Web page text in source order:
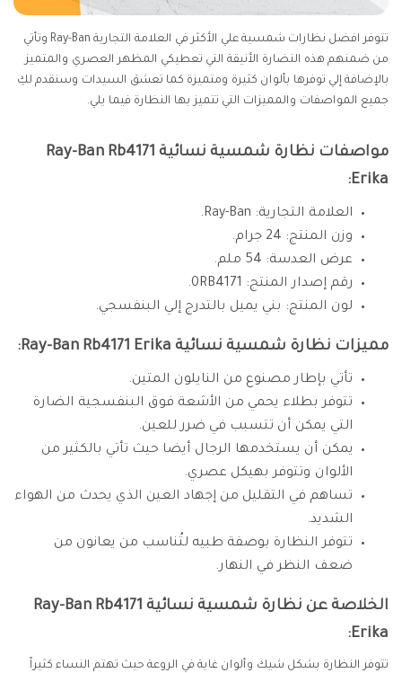
تتوفر افضل نظارات شمسية علي الأكثر في العلامة التجارية Ray-Ban وتأتي
من ضمنهم هذه النضارة الأنيقة التي تعطيكي المظهر العصري والمتميز
بالإضافة إلي توفرها بألوان كثيرة ومتميزة كما تعشق السيدات وسنقدم لكِ
جميع المواصفات والمميزات التي تتميز بها النظارة فيما يلي.
مواصفات نظارة شمسية نسائية Ray-Ban Rb4171
Erika:
العلامة التجارية: Ray-Ban.
وزن المنتج: 24 جرام.
عرض العدسة: 54 ملم.
رقم إصدار المنتج: 0RB4171.
لون المنتج: بني يميل بالتدرج إلي البنفسجي.
مميزات نظارة شمسية نسائية Ray-Ban Rb4171 Erika:
تأتي بإطار مصنوع من النايلون المتين.
تتوفر بطلاء يحمي من الأشعة فوق البنفسجية الضارة
التي يمكن أن تتسبب في ضرر للعين.
يمكن أن يستخدمها الرجال أيضا حيث تأتي بالكثير من
الألوان وتتوفر بهيكل عصري.
تساهم في التقليل من إجهاد العين الذي يحدث من الهواء
الشديد.
تتوفر النظارة بوصفة طبيه لتُناسب من يعانون من
ضعف النظر في النهار.
الخلاصة عن نظارة شمسية نسائية Ray-Ban Rb4171
Erika:
تتوفر النظارة بشكل شيك وألوان غاية في الروعة حيث تهتم النساء كثيراً